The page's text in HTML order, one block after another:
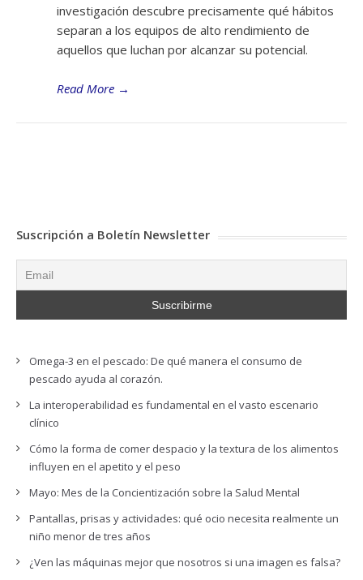
investigación descubre precisamente qué hábitos
separan a los equipos de alto rendimiento de
aquellos que luchan por alcanzar su potencial.
Read More →
Suscripción a Boletín Newsletter
Omega-3 en el pescado: De qué manera el consumo de
pescado ayuda al corazón.
La interoperabilidad es fundamental en el vasto escenario
clínico
Cómo la forma de comer despacio y la textura de los alimentos
influyen en el apetito y el peso
Mayo: Mes de la Concientización sobre la Salud Mental
Pantallas, prisas y actividades: qué ocio necesita realmente un
niño menor de tres años
¿Ven las máquinas mejor que nosotros si una imagen es falsa?